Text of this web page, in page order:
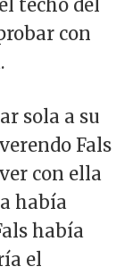
techo del
con
sola a su
Fals
con ella
había
había
el